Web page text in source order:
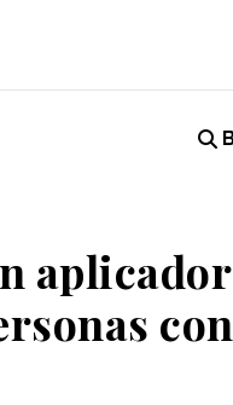
aplicador
con